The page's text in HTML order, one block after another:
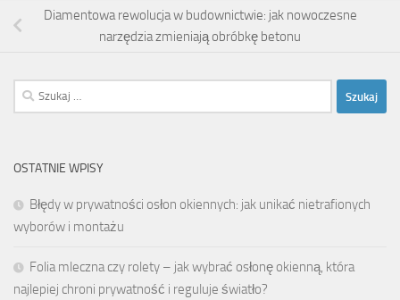
Diamentowa rewolucja w budownictwie: jak nowoczesne
narzędzia zmieniają obróbkę betonu
Szukaj:
OSTATNIE WPISY
Błędy w prywatności osłon okiennych: jak unikać nietrafionych
wyborów i montażu
Folia mleczna czy rolety – jak wybrać osłonę okienną, która
najlepiej chroni prywatność i reguluje światło?